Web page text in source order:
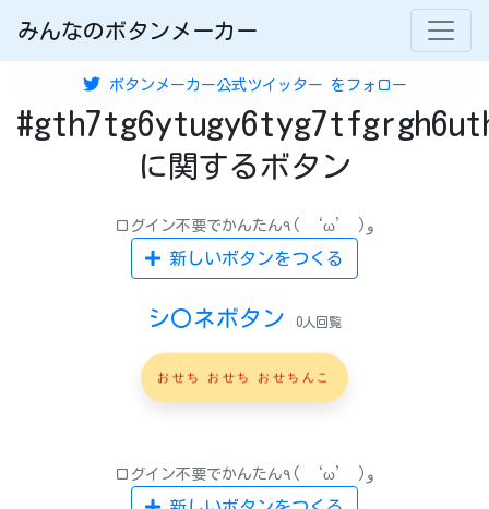
みんなのボタンメーカー
ボタンメーカー公式ツイッター をフォロー
に関するボタン
ログイン不要でかんたん٩( ‘ω’ )و
新しいボタンをつくる
シ〇ネボタン 0人回覧
おせち おせち おせちんこ
ログイン不要でかんたん٩( ‘ω’ )و